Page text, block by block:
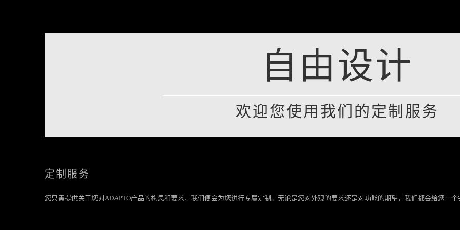
自由设计
欢迎您使用我们的定制服务
定制服务
您只需提供关于您对ADAPTO产品的构思和要求，我们便会为您进行专属定制。无论是您对外观的要求还是对功能的期望，我们都会给您一